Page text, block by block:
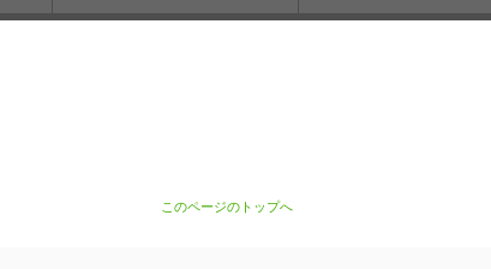
このページのトップへ